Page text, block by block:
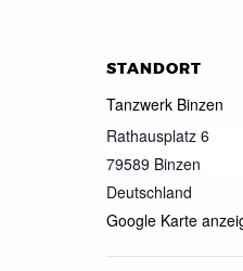
STANDORT
Tanzwerk Binzen
Rathausplatz 6
79589 Binzen
Deutschland
Google Karte